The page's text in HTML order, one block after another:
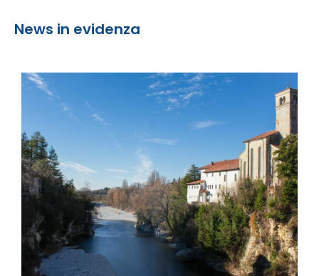
News in evidenza